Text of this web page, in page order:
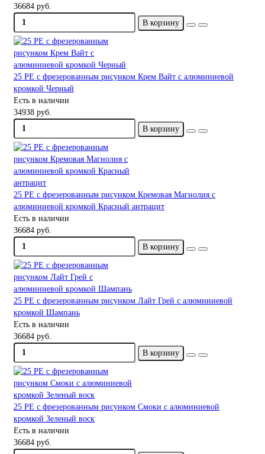
36684 руб.
В корзину
25 PE с фрезерованным рисунком Крем Вайт с алюминиевой
кромкой Черный
Есть в наличии
34938 руб.
В корзину
25 PE с фрезерованным рисунком Кремовая Магнолия с
алюминиевой кромкой Красный антрацит
Есть в наличии
36684 руб.
В корзину
25 PE с фрезерованным рисунком Лайт Грей с алюминиевой
кромкой Шампань
Есть в наличии
36684 руб.
В корзину
25 PE с фрезерованным рисунком Смоки с алюминиевой
кромкой Зеленый воск
Есть в наличии
36684 руб.